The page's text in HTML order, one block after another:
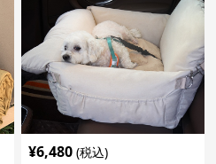
¥6,480 (税込)